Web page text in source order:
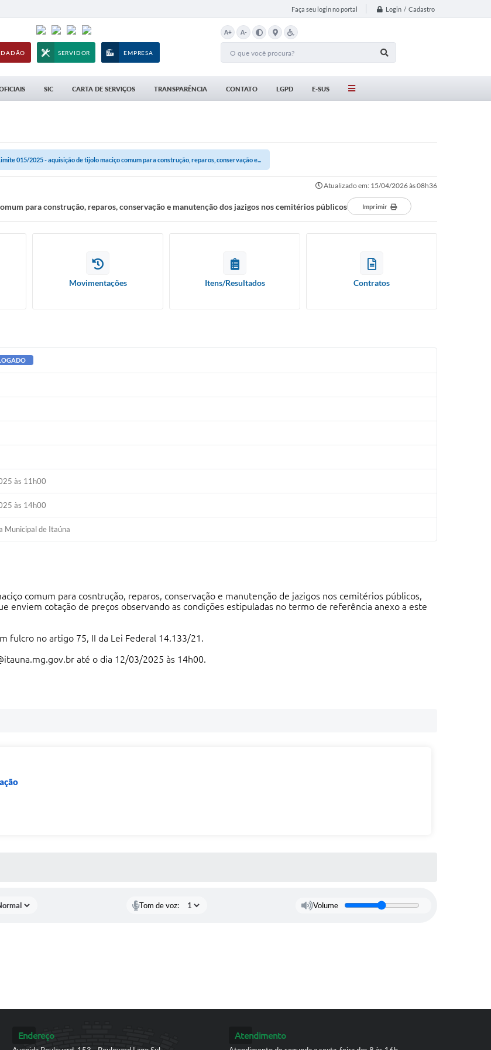
Faça seu login no portal Login / Cadastro
SERVIDOR EMPRESA
A+ A-
SIC CARTA DE SERVIÇOS TRANSPARÊNCIA CONTATO LGPD E-SUS
015/2025 - aquisição de tijolo maciço comum para construção, reparos, conservação e...
Atualizado em: 15/04/2026 às 08h36
para construção, reparos, conservação e manutenção dos jazigos nos cemitérios públicos Imprimir
Movimentações Itens/Resultados Contratos
às 11h00
às 14h00
Municipal de Itaúna
comum para cosntrução, reparos, conservação e manutenção de jazigos nos cemitérios públicos,
enviem cotação de preços observando as condições estipuladas no termo de referência anexo a este
fulcro no artigo 75, II da Lei Federal 14.133/21.
até o dia 12/03/2025 às 14h00.
Tom de voz: Volume
Endereço Atendimento